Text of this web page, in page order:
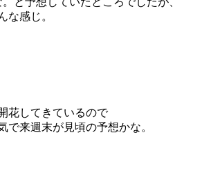
な感じ。
花してきているので
で来週末が見頃の予想かな。